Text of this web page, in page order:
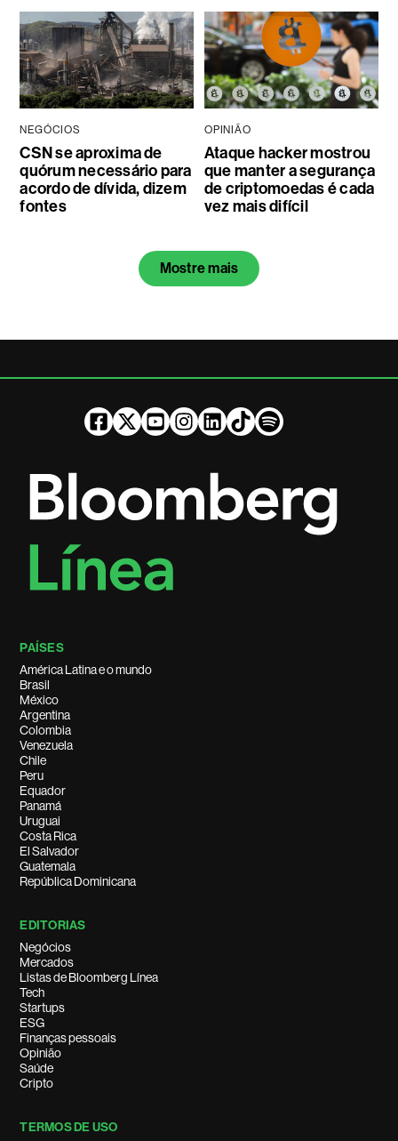
NEGÓCIOS
CSN se aproxima de
quórum necessário para
acordo de dívida, dizem
fontes
OPINIÃO
Ataque hacker mostrou
que manter a segurança
de criptomoedas é cada
vez mais difícil
Mostre mais
PAÍSES
América Latina e o mundo
Brasil
México
Argentina
Colombia
Venezuela
Chile
Peru
Equador
Panamá
Uruguai
Costa Rica
El Salvador
Guatemala
República Dominicana
EDITORIAS
Negócios
Mercados
Listas de Bloomberg Línea
Tech
Startups
ESG
Finanças pessoais
Opinião
Saúde
Cripto
TERMOS DE USO